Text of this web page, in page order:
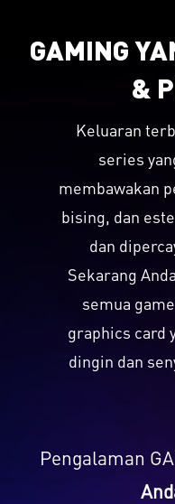
GAMING
&
Keluaran
series
membawakan
bising, dan
dan
Sekarang
semua
graphics card
dingin dan
Pengalaman